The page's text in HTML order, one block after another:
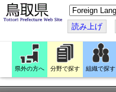
こ
の
ペ
ー
ジ
翻
訳
す
る
読み上げ
県外の方へ 分野で探す 組織で探す